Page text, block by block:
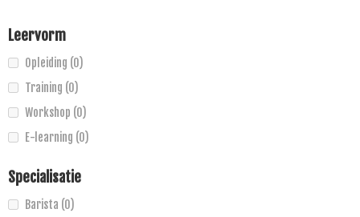
Leervorm
Opleiding (0)
Training (0)
Workshop (0)
E-learning (0)
Specialisatie
Barista (0)